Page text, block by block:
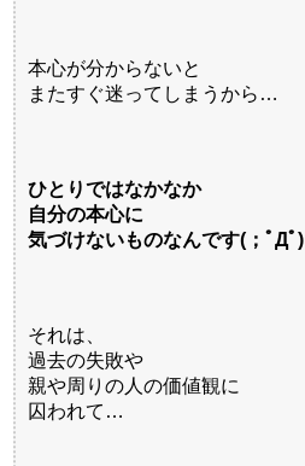
本心が分からないと
またすぐ迷ってしまうから…
ひとりではなかなか
自分の本心に
気づけないものなんです(；ﾟДﾟ)
それは、
過去の失敗や
親や周りの人の価値観に
囚われて…